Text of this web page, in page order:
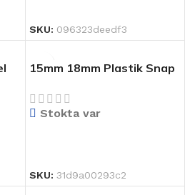
SKU: 096323deedf3
15mm 18mm Plastik Snap
Düğmesi Üst Kalite Press
Snap Düğmesi
Stokta var
SKU: 31d9a00293c2